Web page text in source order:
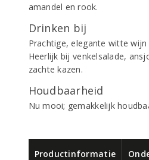
amandel en rook.
Drinken bij
Prachtige, elegante witte
Heerlijk bij venkelsalade,
zachte kazen.
Houdbaarheid
Nu mooi; gemakkelijk
Productinformatie